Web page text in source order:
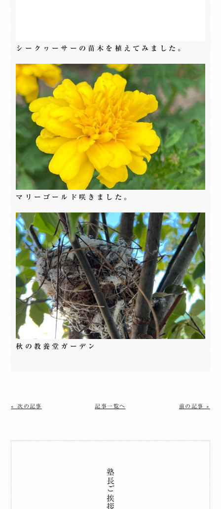
シークヮーサーの苗木を植えてみました。
マリーゴールド咲きました。
秋の教養堂ガーデン
« 次の記事 記事一覧へ 前の記事 »
塾長ご挨拶